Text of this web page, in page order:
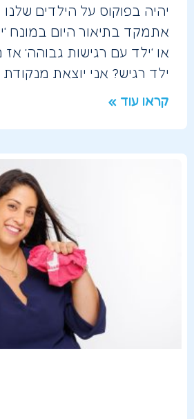
יהיה בפוקוס על הילדים שלנו
אתמקד בתיאור היום במונח
או ‘ילד עם רגישות גבוהה’
ילד רגיש? אני יוצאת
קראו עוד »